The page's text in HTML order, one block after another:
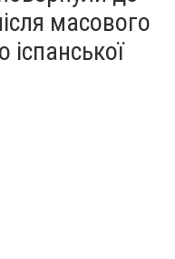
масового
іспанської